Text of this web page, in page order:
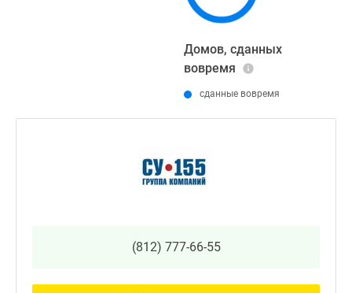
Домов, сданных
вовремя
сданные вовремя
(812) 777-66-55